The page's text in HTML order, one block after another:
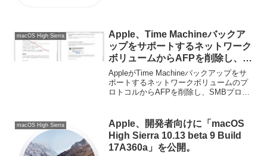
macOS High Sierra
Apple、Time Machineバックア
ップをサポートするネットワーク
ボリュームからAFPを削除し、
「Time Machine over SMB」の
NASへ変更。
AppleがTime Machineバックアップをサ
ポートするネットワークボリュームのプ
ロトコルからAFPを削除し、SMBプロト
macOS High Sierra
Apple、開発者向けに「macOS
High Sierra 10.13 beta 9 Build
17A360a」を公開。